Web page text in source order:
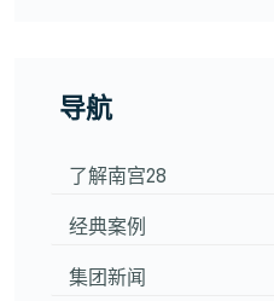
导航
了解南宫28
经典案例
集团新闻